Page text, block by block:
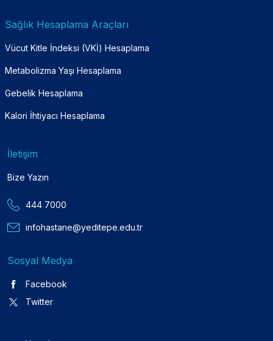
Sağlık Hesaplama Araçları
Vücut Kitle İndeksi (VKİ) Hesaplama
Metabolizma Yaşı Hesaplama
Gebelik Hesaplama
Kalori İhtiyacı Hesaplama
İletişim
Bize Yazın
444 7000
infohastane@yeditepe.edu.tr
Sosyal Medya
Facebook
Twitter